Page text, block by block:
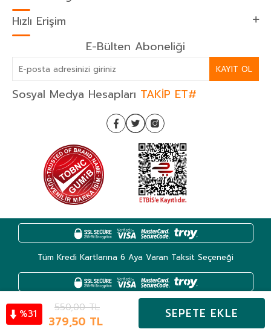
%31 550,00TL
379,50 TL SEPETE EKLE
Hızlı Erişim
E-Bülten Aboneliği
KAYIT OL
Sosyal Medya Hesapları TAKİP ET#
Tüm Kredi Kartlarına 6 Aya Varan Taksit Seçeneği
Kategoriler Hesabım Favoriler Sepet